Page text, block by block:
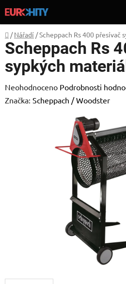
na
obsah
Domů
/ Nářadí /Scheppach Rs 400 přesívač
Scheppach Rs
sypkých
Průměrné
hodnocení
Neohodnoceno Podrobnosti
Značka: Scheppach / Woodster